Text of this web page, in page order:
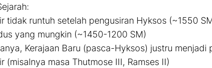
:
tidak runtuh setelah pengusiran Hyksos (~1550
yang mungkin (~1450-1200 SM)
Kerajaan Baru (pasca-Hyksos) justru menjadi
(misalnya masa Thutmose III, Ramses II)